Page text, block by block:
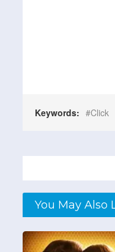
Keywords: Click
You May Also